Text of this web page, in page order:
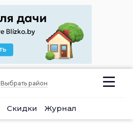
Выбрать район
Скидки Журнал